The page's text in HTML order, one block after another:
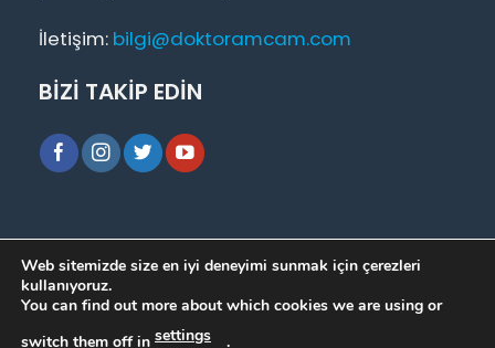
İletişim: bilgi@doktoramcam.com
BİZİ TAKİP EDİN
Hakkımızda |Basında Biz|Bizimle İletişime Geçin
Soru Cevap
Copyrights © doktoramcam.com
Web sitemizde size en iyi deneyimi sunmak için çerezleri
kullanıyoruz.
You can find out more about which cookies we are using or
switch them off in settings .